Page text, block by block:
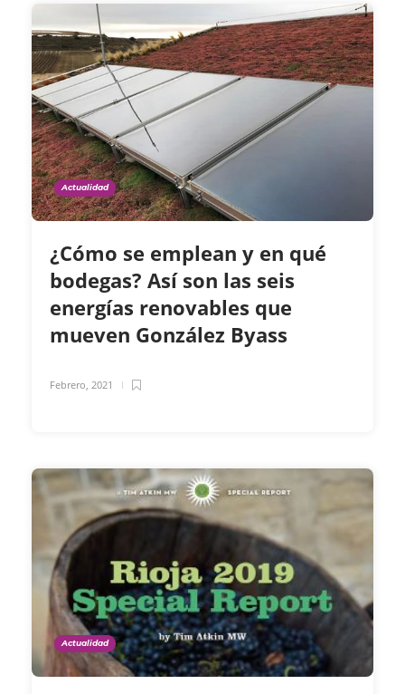
Actualidad
¿Cómo se emplean y en qué
bodegas? Así son las seis
energías renovables que
mueven González Byass
Febrero, 2021
Actualidad